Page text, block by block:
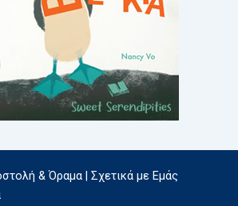
& Όραμα | Σχετικά με Εμάς